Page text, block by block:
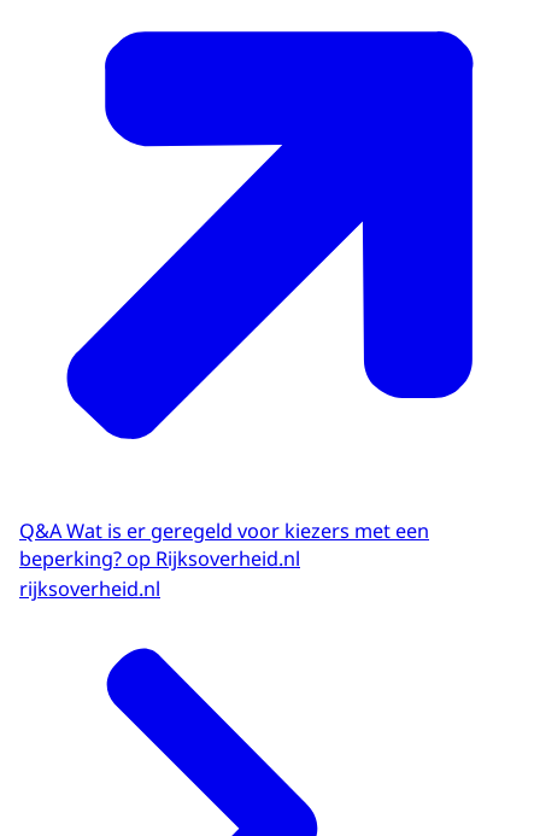
Q&A Wat is er geregeld voor kiezers met een
beperking? op Rijksoverheid.nl
rijksoverheid.nl